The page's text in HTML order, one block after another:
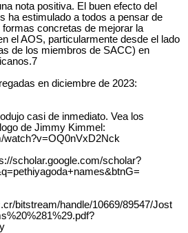
nota positiva. El buen efecto del
ha estimulado a todos a pensar de
concretas de mejorar la
el AOS, particularmente desde el lado
de los miembros de SACC) en
en diciembre de 2023:
casi de inmediato. Vea los
de Jimmy Kimmel:
watch?v=OQ0nVxD2Nck
scholar.google.com/scholar?
bitstream/handle/10669/89547/Jost